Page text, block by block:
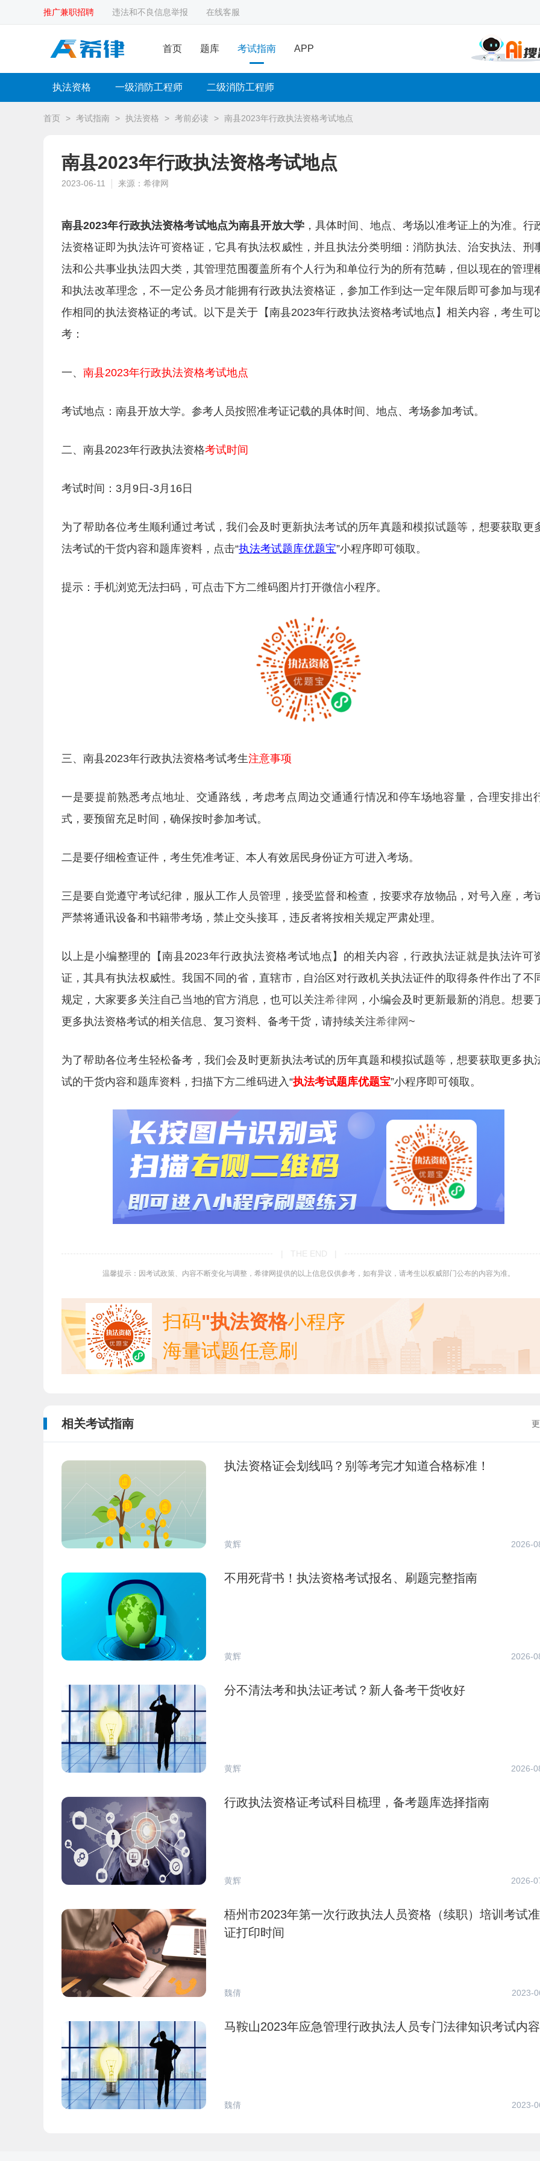
推广兼职招聘 违法和不良信息举报 在线客服
首页 题库 考试指南 APP
执法资格 一级消防工程师 二级消防工程师
首页 > 考试指南 > 执法资格 > 考前必读 > 南县2023年行政执法资格考试地点
南县2023年行政执法资格考试地点
2023-06-11 来源：希律网
南县2023年行政执法资格考试地点为南县开放大学，具体时间、地点、考场以准考证上的为准。行
法资格证即为执法许可资格证，它具有执法权威性，并且执法分类明细：消防执法、治安执法、刑
法和公共事业执法四大类，其管理范围覆盖所有个人行为和单位行为的所有范畴，但以现在的管理
和执法改革理念，不一定公务员才能拥有行政执法资格证，参加工作到达一定年限后即可参加与现
作相同的执法资格证的考试。以下是关于【南县2023年行政执法资格考试地点】相关内容，考生可
考：
一、 南县2023年行政执法资格考试地点
考试地点：南县开放大学。参考人员按照准考证记载的具体时间、地点、考场参加考试。
二、南县2023年行政执法资格考试时间
考试时间：3月9日-3月16日
为了帮助各位考生顺利通过考试，我们会及时更新执法考试的历年真题和模拟试题等，想要获取更
法考试的干货内容和题库资料，点击“执法考试题库优题宝”小程序即可领取。
提示：手机浏览无法扫码，可点击下方二维码图片打开微信小程序。
三、南县2023年行政执法资格考试考生注意事项
一是要提前熟悉考点地址、交通路线，考虑考点周边交通通行情况和停车场地容量，合理安排出
式，要预留充足时间，确保按时参加考试。
二是要仔细检查证件，考生凭准考证、本人有效居民身份证方可进入考场。
三是要自觉遵守考试纪律，服从工作人员管理，接受监督和检查，按要求存放物品，对号入座，考
严禁将通讯设备和书籍带考场，禁止交头接耳，违反者将按相关规定严肃处理。
以上是小编整理的【南县2023年行政执法资格考试地点】的相关内容，行政执法证就是执法许可
证，其具有执法权威性。我国不同的省，直辖市，自治区对行政机关执法证件的取得条件作出了不
规定，大家要多关注自己当地的官方消息，也可以关注希律网 ，小编会及时更新最新的消息。想要
更多执法资格考试的相关信息、复习资料、备考干货，请持续关注希律网 ~
为了帮助各位考生轻松备考，我们会及时更新执法考试的历年真题和模拟试题等，想要获取更多执
试的干货内容和题库资料，扫描下方二维码进入“执法考试题库优题宝”小程序即可领取。
| THE END |
温馨提示：因考试政策、内容不断变化与调整，希律网提供的以上信息仅供参考，如有异议，请考生以权威部门公布的内容为准。
扫码"执法资格小程序
海量试题任意刷
相关考试指南
执法资格证会划线吗？别等考完才知道合格标准！
黄辉 2026-
不用死背书！执法资格考试报名、刷题完整指南
黄辉 2026-
分不清法考和执法证考试？新人备考干货收好
黄辉 2026-
行政执法资格证考试科目梳理，备考题库选择指南
黄辉 2026-
梧州市2023年第一次行政执法人员资格（续职）培训考试
证打印时间
魏倩 2023-
马鞍山2023年应急管理行政执法人员专门法律知识考试内容
魏倩 2023-